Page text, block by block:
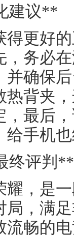
建议**
得更好
，务必
并确保
热背夹
，最后
给手机
终评判**
耀，是
局，满
流畅的